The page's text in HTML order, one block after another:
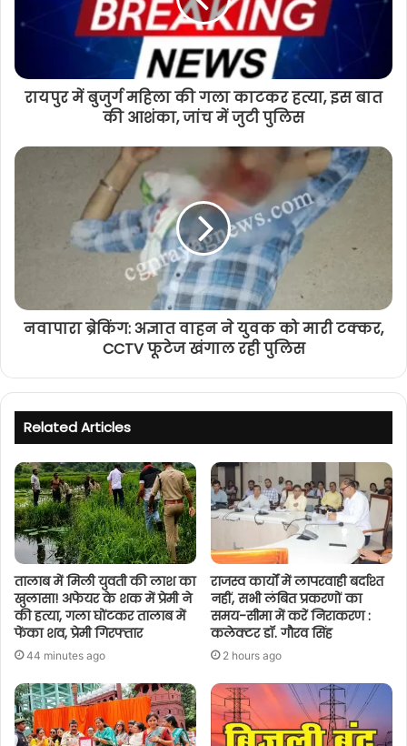
रायपुर में बुजुर्ग महिला की गला काटकर हत्या, इस बात
की आशंका, जांच में जुटी पुलिस
नवापारा ब्रेकिंग: अज्ञात वाहन ने युवक को मारी टक्कर,
CCTV फूटेज खंगाल रही पुलिस
Related Articles
तालाब में मिली युवती की लाश का
खुलासा! अफेयर के शक में प्रेमी ने
की हत्या, गला घोंटकर तालाब में
फेंका शव, प्रेमी गिरफ्तार
44 minutes ago
राजस्व कार्यों में लापरवाही बर्दाश्त
नहीं, सभी लंबित प्रकरणों का
समय-सीमा में करें निराकरण :
कलेक्टर डॉ. गौरव सिंह
2 hours ago